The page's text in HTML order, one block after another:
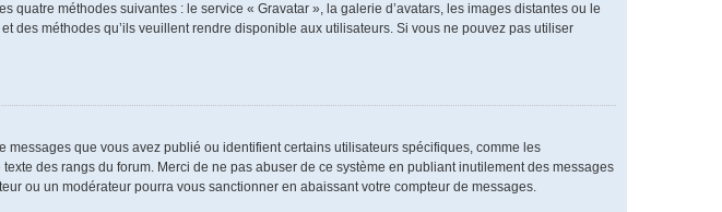
méthodes suivantes : le service « Gravatar », la galerie d’avatars, les images distantes ou le
des méthodes qu’ils veuillent rendre disponible aux utilisateurs. Si vous ne pouvez pas utiliser
que vous avez publié ou identifient certains utilisateurs spécifiques, comme les
des rangs du forum. Merci de ne pas abuser de ce système en publiant inutilement des messages
ou un modérateur pourra vous sanctionner en abaissant votre compteur de messages.